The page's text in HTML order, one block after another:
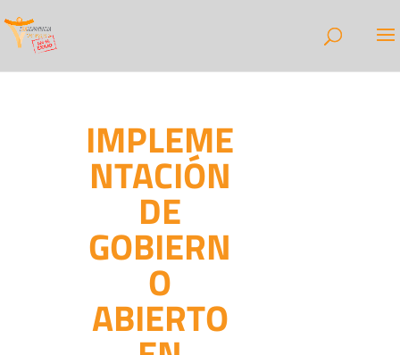
IMPLEME
NTACIÓN
DE
GOBIERN
O
ABIERTO